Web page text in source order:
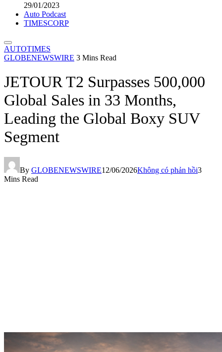
29/01/2023
Auto Podcast
TIMESCORP
AUTOTIMES
GLOBENEWSWIRE 3 Mins Read
JETOUR T2 Surpasses 500,000
Global Sales in 33 Months,
Leading the Global Boxy SUV
Segment
By GLOBENEWSWIRE12/06/2026Không có phản hồi3
Mins Read